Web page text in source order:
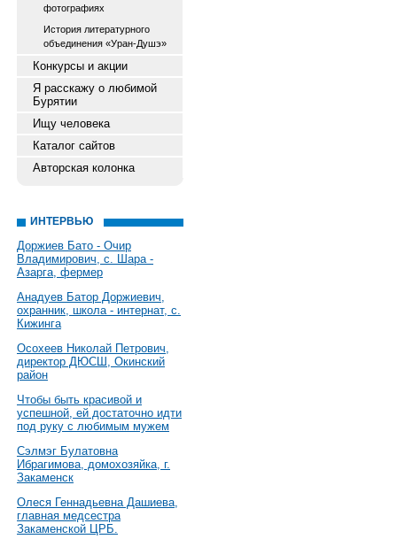
фотографиях
История литературного
объединения «Уран-Душэ»
Конкурсы и акции
Я расскажу о любимой
Бурятии
Ищу человека
Каталог сайтов
Авторская колонка
ИНТЕРВЬЮ
Доржиев Бато - Очир
Владимирович, с. Шара -
Азарга, фермер
Анадуев Батор Доржиевич,
охранник, школа - интернат, с.
Кижинга
Осохеев Николай Петрович,
директор ДЮСШ, Окинский
район
Чтобы быть красивой и
успешной, ей достаточно идти
под руку с любимым мужем
Сэлмэг Булатовна
Ибрагимова, домохозяйка, г.
Закаменск
Олеся Геннадьевна Дашиева,
главная медсестра
Закаменской ЦРБ.